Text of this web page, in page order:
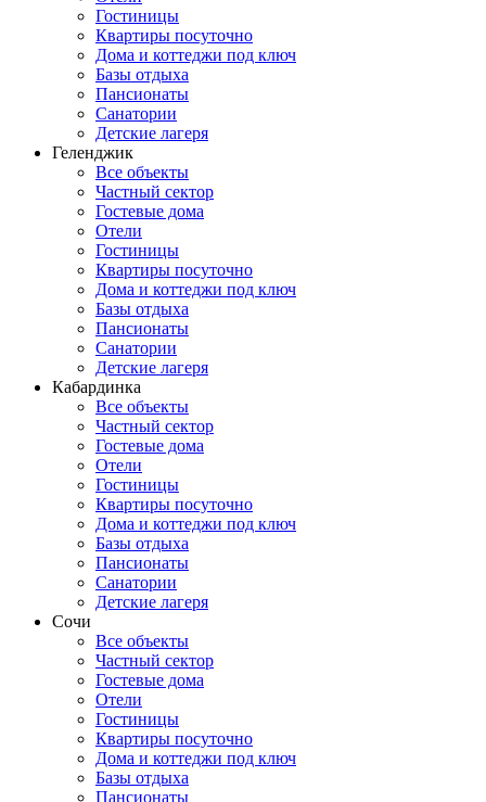
Гостиницы
Квартиры посуточно
Дома и коттеджи под ключ
Базы отдыха
Пансионаты
Санатории
Детские лагеря
Геленджик
Все объекты
Частный сектор
Гостевые дома
Отели
Гостиницы
Квартиры посуточно
Дома и коттеджи под ключ
Базы отдыха
Пансионаты
Санатории
Детские лагеря
Кабардинка
Все объекты
Частный сектор
Гостевые дома
Отели
Гостиницы
Квартиры посуточно
Дома и коттеджи под ключ
Базы отдыха
Пансионаты
Санатории
Детские лагеря
Сочи
Все объекты
Частный сектор
Гостевые дома
Отели
Гостиницы
Квартиры посуточно
Дома и коттеджи под ключ
Базы отдыха
Пансионаты